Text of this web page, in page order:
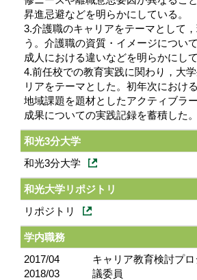
昇進忌避などを明らかにしている。
3.介護職のキャリアをテーマとして
う。介護職の資質・イメージについ
成人における違いなどを明らかにして
4.前任校での教育実践に関わり，大
リアをテーマとした。初年次におけ
地域課題を題材としたアクティブラ
成果についての実践記録を蓄積した
和光3分大学
和光3分大学
和光大学リポジトリ
リポジトリ
学内職務
2017/04
2018/03
キャリア教育検討プ
議委員